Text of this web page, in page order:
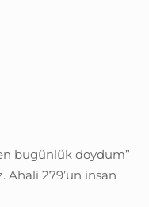
bugünlük doydum”
279’un insan